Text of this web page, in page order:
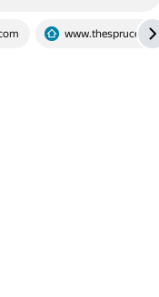
www.thespruce.com